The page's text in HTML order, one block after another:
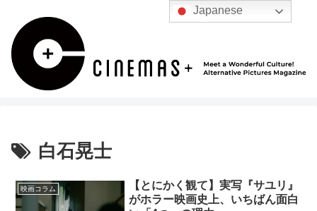
白石晃士
映画コラム
【とにかく観て】実写『サユリ』
がホラー映画史上、いちばん面白
Japanese